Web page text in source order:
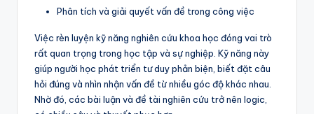
Phân tích và giải quyết vấn đề trong công việc
Việc rèn luyện kỹ năng nghiên cứu khoa học đóng vai trò
rất quan trọng trong học tập và sự nghiệp. Kỹ năng này
giúp người học phát triển tư duy phản biện, biết đặt câu
hỏi đúng và nhìn nhận vấn đề từ nhiều góc độ khác nhau.
Nhờ đó, các bài luận và đề tài nghiên cứu trở nên logic,